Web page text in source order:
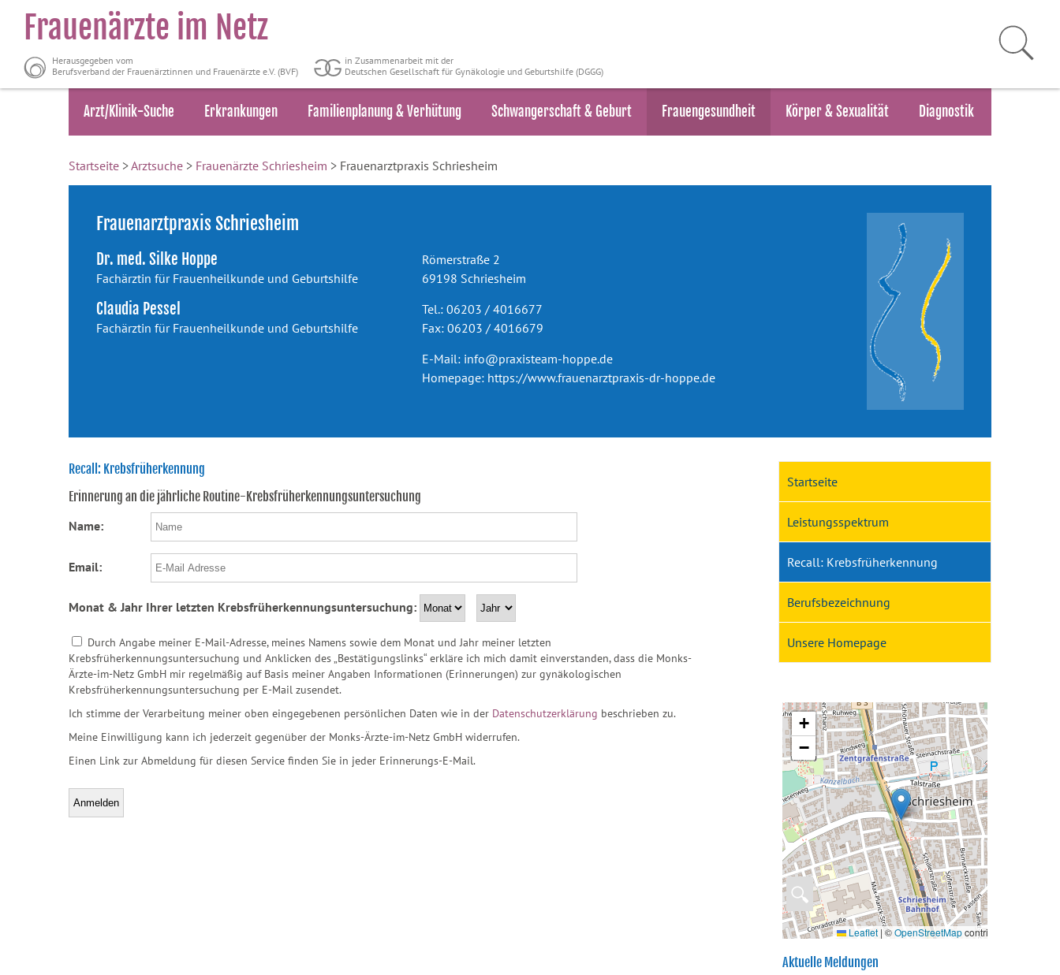
Frauenärzte im Netz
Herausgegeben vom
Berufsverband der Frauenärztinnen und Frauenärzte e.V. (BVF)
in Zusammenarbeit mit der
Deutschen Gesellschaft für Gynäkologie und Geburtshilfe (DGGG)
Arzt/Klinik-Suche Erkrankungen Familienplanung & Verhütung Schwangerschaft & Geburt Frauengesundheit Körper & Sexualität Diagnostik
Startseite >Arztsuche > Frauenärzte Schriesheim > Frauenarztpraxis Schriesheim
Frauenarztpraxis Schriesheim
Dr. med. Silke Hoppe
Fachärztin für Frauenheilkunde und Geburtshilfe
Claudia Pessel
Fachärztin für Frauenheilkunde und Geburtshilfe
Römerstraße 2
69198 Schriesheim
Tel.: 06203 / 4016677
Fax: 06203 / 4016679
E-Mail: info@praxisteam-hoppe.de
Homepage: https://www.frauenarztpraxis-dr-hoppe.de
Recall: Krebsfrüherkennung
Erinnerung an die jährliche Routine-Krebsfrüherkennungsuntersuchung
Name:
Email:
Monat & Jahr Ihrer letzten Krebsfrüherkennungsuntersuchung:
Durch Angabe meiner E-Mail-Adresse, meines Namens sowie dem Monat und Jahr meiner letzten
Krebsfrüherkennungsuntersuchung und Anklicken des „Bestätigungslinks“ erkläre ich mich damit einverstanden, dass die Monks-
Ärzte-im-Netz GmbH mir regelmäßig auf Basis meiner Angaben Informationen (Erinnerungen) zur gynäkologischen
Krebsfrüherkennungsuntersuchung per E-Mail zusendet.
Ich stimme der Verarbeitung meiner oben eingegebenen persönlichen Daten wie in der Datenschutzerklärung beschrieben zu.
Meine Einwilligung kann ich jederzeit gegenüber der Monks-Ärzte-im-Netz GmbH widerrufen.
Einen Link zur Abmeldung für diesen Service finden Sie in jeder Erinnerungs-E-Mail.
Startseite
Leistungsspektrum
Recall: Krebsfrüherkennung
Berufsbezeichnung
Unsere Homepage
🔍
+
−
Leaflet |©OpenStreetMapcontributors
Aktuelle Meldungen